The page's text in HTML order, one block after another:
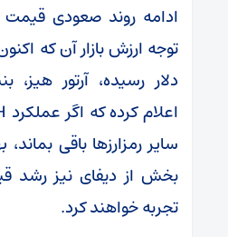
ادامه روند صعودی قیمت
دلار رسیده، آرتور هیز،
سایر رمزارز‌ها باقی
بخش از دیفای نیز رشد
تجربه خواهند کرد.